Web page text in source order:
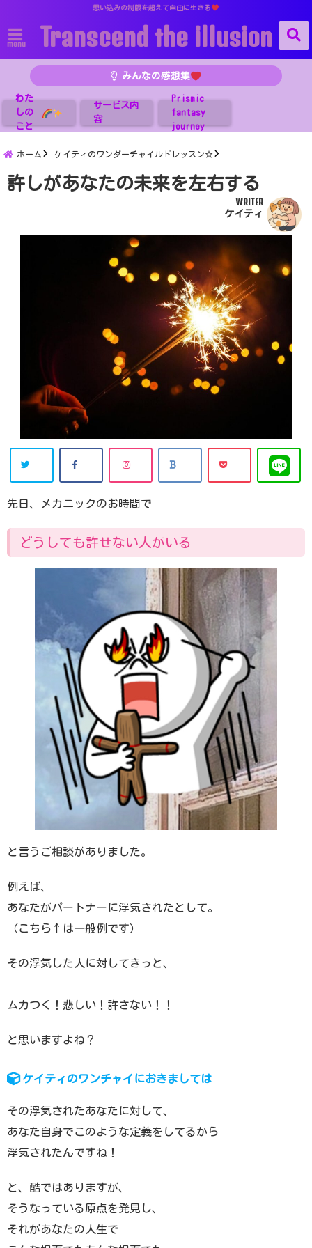
思い込みの制限を超えて自由に生きる
menu Transcend the illusion
みんなの感想集
わた
しの
こと
サービス内
容
Prismic
fantasy
journey
ホーム ケイティのワンダーチャイルドレッスン☆
許しがあなたの未来を左右する
WRITER
ケイティ
先日、メカニックのお時間で
どうしても許せない人がいる
と言うご相談がありました。
例えば、
あなたがパートナーに浮気されたとして。
（こちら↑は一般例です）
その浮気した人に対してきっと、
ムカつく！悲しい！許さない！！
と思いますよね？
ケイティのワンチャイにおきましては
その浮気されたあなたに対して、
あなた自身でこのような定義をしてるから
浮気されたんですね！
と、酷ではありますが、
そうなっている原点を発見し、
それがあなたの人生で